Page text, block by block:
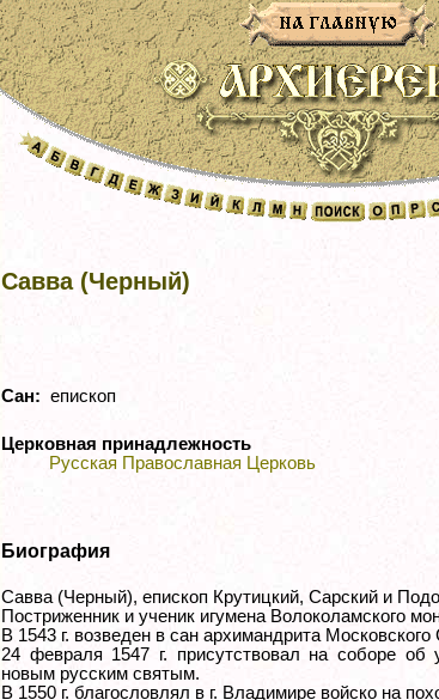
Савва (Черный)
Сан: епископ
Церковная принадлежность
Русская Православная Церковь
Биография
Савва (Черный), епископ Крутицкий, Сарский и
Постриженник и ученик игумена Волоколамского
В 1543 г. возведен в сан архимандрита
24 февраля 1547 г. присутствовал на соборе об
новым русским святым.
В 1550 г. благословлял в г. Владимире войско на